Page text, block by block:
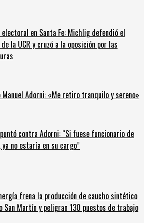
en Santa Fe: Michlig defendió el
la UCR y cruzó a la oposición por las
Manuel Adorni: «Me retiro tranquilo y sereno»
contra Adorni: “Si fuese funcionario de
ya no estaría en su cargo”
frena la producción de caucho sintético
San Martín y peligran 130 puestos de trabajo